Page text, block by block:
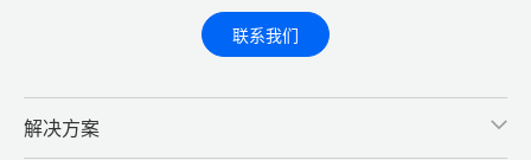
联系我们
解决方案